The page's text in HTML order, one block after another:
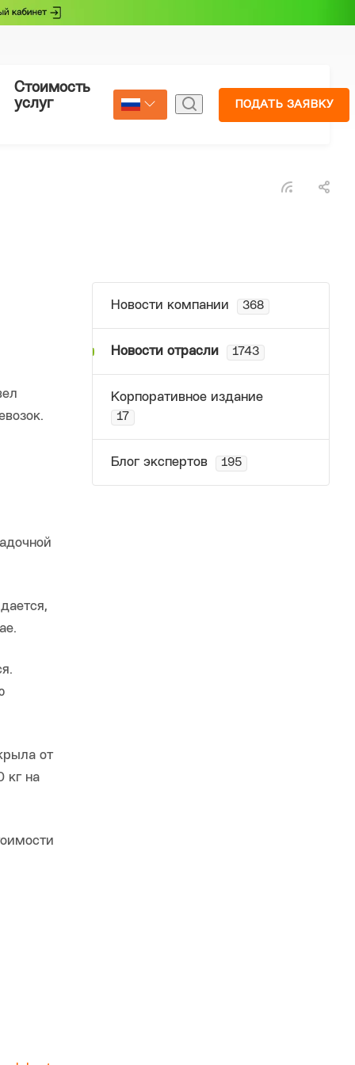
Стоимость
услуг
Страхование
Select Language
ПОДАТЬ ЗАЯВКУ
от
кг на
Новости компании 368
Новости отрасли 1743
Корпоративное издание
17
Блог экспертов 195